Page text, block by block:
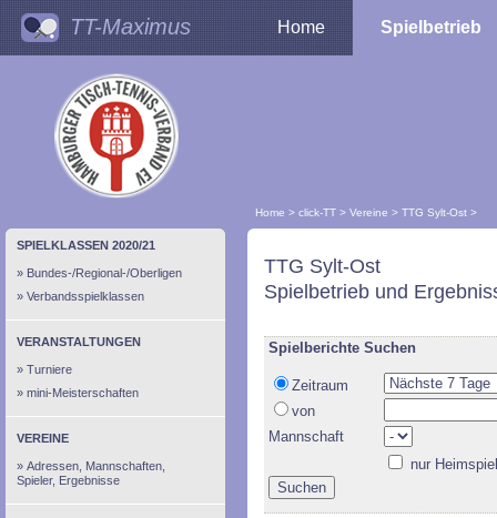
TT-Maximus Home Spielbetrieb
Home > click-TT > Vereine > TTG Sylt-Ost >
SPIELKLASSEN 2020/21
Bundes-/Regional-/Oberligen
Verbandsspielklassen
VERANSTALTUNGEN
Turniere
mini-Meisterschaften
VEREINE
Adressen, Mannschaften,
Spieler, Ergebnisse
TTG Sylt-Ost
Spielbetrieb und
Spielberichte Suchen
Zeitraum
von
Mannschaft
nur